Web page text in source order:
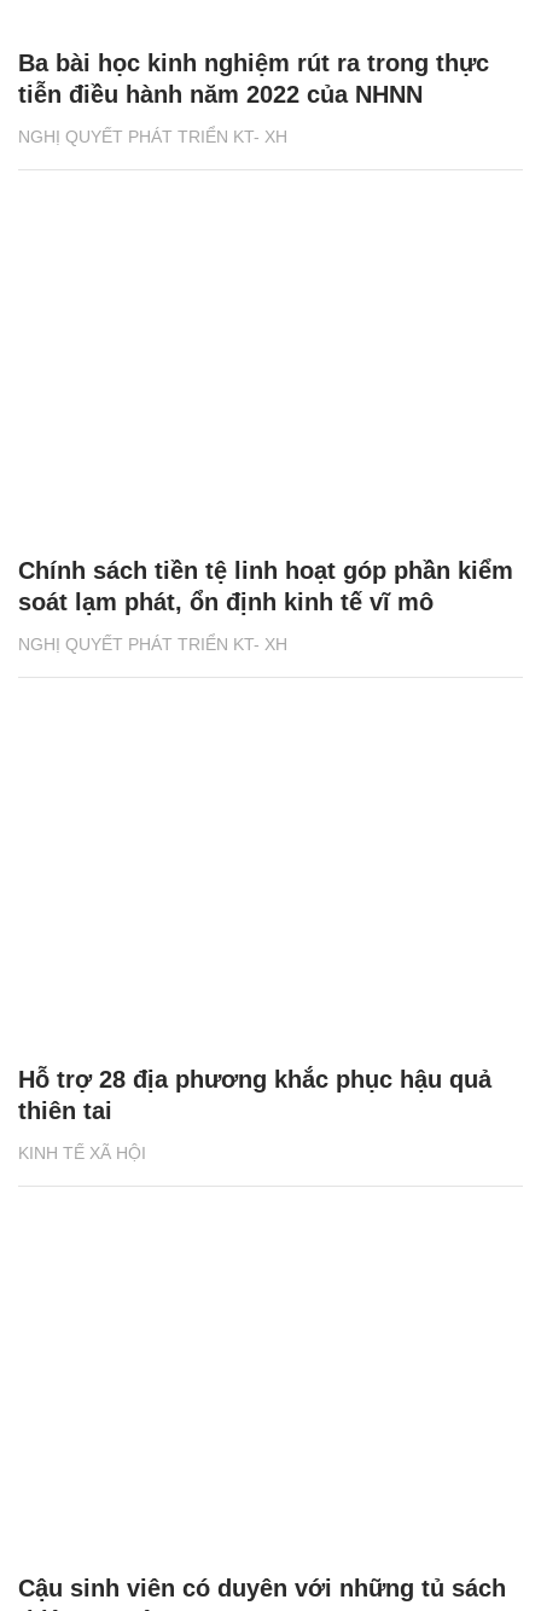
NGHỊ QUYẾT PHÁT TRIỂN KT- XH
Ba bài học kinh nghiệm rút ra trong thực
tiễn điều hành năm 2022 của NHNN
NGHỊ QUYẾT PHÁT TRIỂN KT- XH
Chính sách tiền tệ linh hoạt góp phần kiểm
soát lạm phát, ổn định kinh tế vĩ mô
KINH TẾ XÃ HỘI
Hỗ trợ 28 địa phương khắc phục hậu quả
thiên tai
Cậu sinh viên có duyên với những tủ sách